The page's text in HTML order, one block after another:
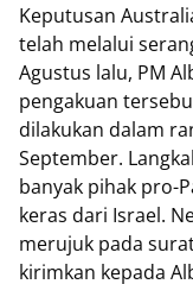
Keputusan
telah melalui
Agustus lalu, PM
pengakuan
dilakukan dalam
September.
banyak pihak pro-
keras dari Israel.
merujuk pada
kirimkan kepada